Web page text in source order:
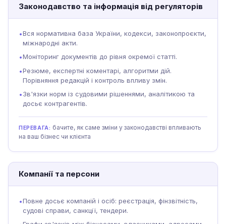
Законодавство та інформація від регуляторів
•Вся нормативна база України, кодекси, законопроєкти,
міжнародні акти.
•Моніторинг документів до рівня окремої статті.
•Резюме, експертні коментарі, алгоритми дій.
Порівняння редакцій і контроль впливу змін.
•Зв'язки норм із судовими рішеннями, аналітикою та
досьє контрагентів.
ПЕРЕВАГА: бачите, як саме зміни у законодавстві впливають
на ваш бізнес чи клієнта
Компанії та персони
•Повне досьє компаній і осіб: реєстрація, фінзвітність,
судові справи, санкції, тендери.